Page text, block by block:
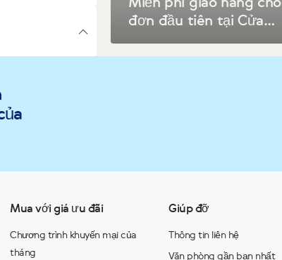
đơn đầu tiên tại Cửa
Mua với giá ưu đãi
Chương trình khuyến mại của
tháng
Giúp đỡ
Thông tin liên hệ
Văn phòng gần bạn nhất